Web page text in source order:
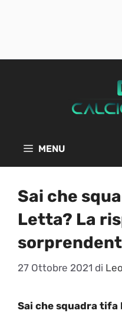
MENU
Sai che
Letta? La
27 Ottobre 2021 di
Sai che squadra tifa